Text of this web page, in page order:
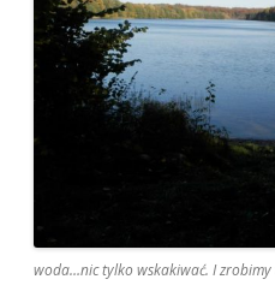
woda…nic tylko wskakiwać. I